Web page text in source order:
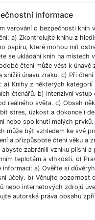
informace
varování o bezpečnosti knih
a) Zkontrolujte knihu z
papíru, které mohou mít
se ukládání knih na místech
čtení může vést k
snížili únavu zraku. c) Při
a) Knihy z některých
čtenářů. b) Intenzivní
reálného světa. c) Obsah
stres, úzkost a dokonce i
nebo spolknutí malých
může být vzhledem ke své
a přizpůsobte čtení věku a
abyste zabránili vzniku plísní
teplotám a vlhkosti. c)
informací: a) Ověřte si
účely. b) Věnujte pozornost
nebo internetových zdrojů
autorská práva obsahu